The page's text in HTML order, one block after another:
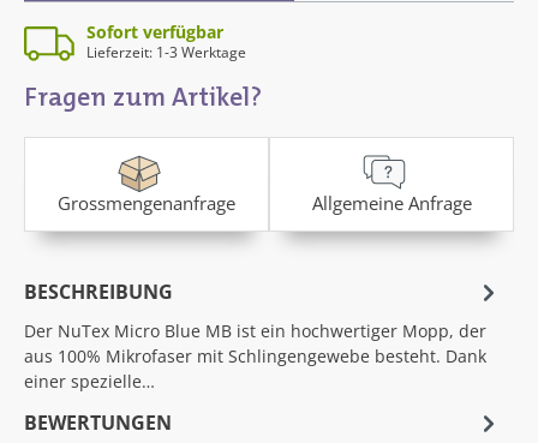
Sofort verfügbar
Lieferzeit: 1-3 Werktage
Fragen zum Artikel?
Grossmengenanfrage Allgemeine Anfrage
BESCHREIBUNG
Der NuTex Micro Blue MB ist ein hochwertiger Mopp, der
aus 100% Mikrofaser mit Schlingengewebe besteht. Dank
einer spezielle…
BEWERTUNGEN